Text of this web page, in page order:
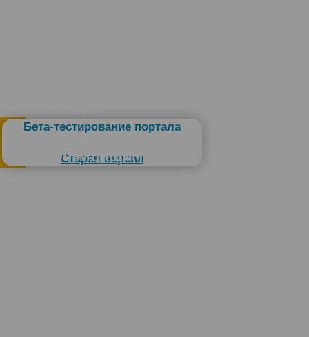
Бета-тестирование портала
Старая версия
Слабовидящим